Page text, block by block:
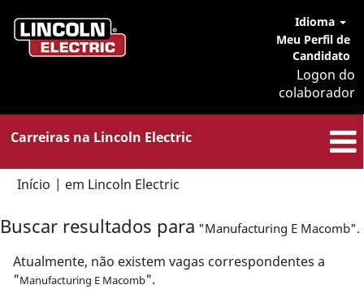
Idioma
Meu Perfil de
Candidato
Logon do
colaborador
Carreiras na Lincoln Electric
Início | em Lincoln Electric
Buscar resultados para "Manufacturing E Macomb".
Atualmente, não existem vagas correspondentes a
"Manufacturing E Macomb".